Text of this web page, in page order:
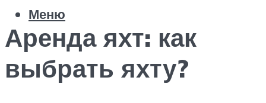
Меню
Аренда яхт: как
выбрать яхту?